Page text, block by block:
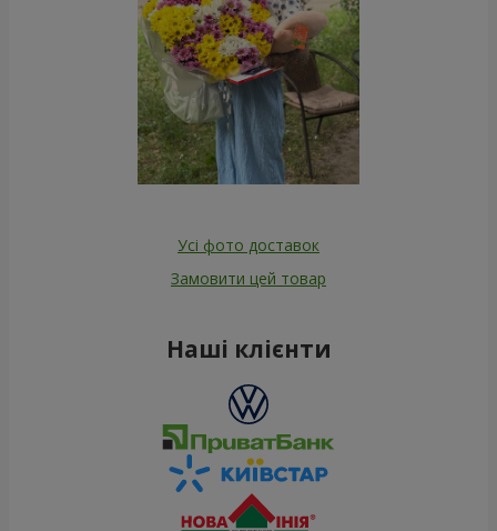
Усі фото доставок
Замовити цей товар
Наші клієнти